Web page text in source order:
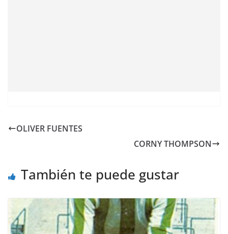
OLIVER FUENTES
CORNY THOMPSON
También te puede gustar